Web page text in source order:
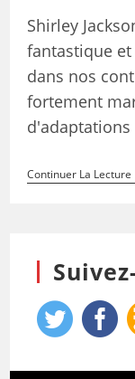
Shirley
fantastique
dans nos
fortement
Continuer La Lecture